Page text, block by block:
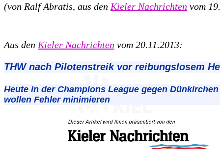
(von Ralf Abratis, aus denKieler Nachrichten vom
Aus den Kieler Nachrichten vom 20.11.2013:
THW nach Pilotenstreik vor reibungslosem
Heute in der Champions League gegen
wollen Fehler minimieren